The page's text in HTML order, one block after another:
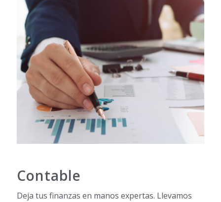
Contable
Deja tus finanzas en manos expertas. Llevamos